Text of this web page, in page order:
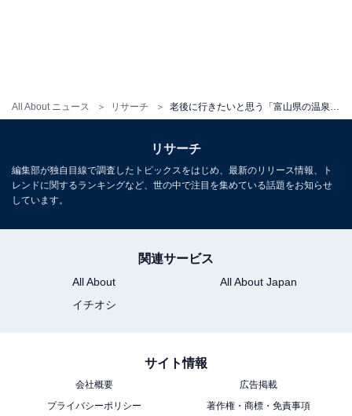
All About ニュース リサーチ
リサーチ
編集部が独自目線で調査したトピックスをはじめ、最新のリリース情報、ト
レンドに関するランキングなど、世の中で注目を集めている話題をお知らせ
しています。
関連サービス
All About
All About Japan
イチオシ
サイト情報
会社概要
広告掲載
プライバシーポリシー
著作権・商標・免責事項